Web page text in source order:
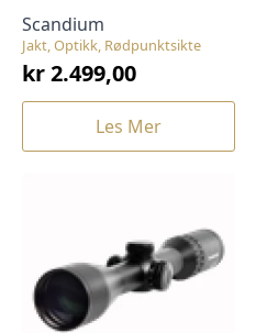
Jakt, Optikk, Rødpunktsikte
Scandium
kr2.499,00
Les Mer